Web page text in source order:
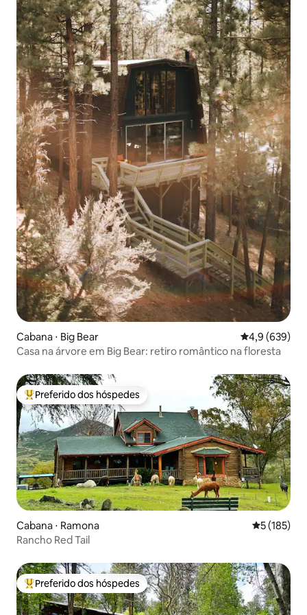
Cabana ⋅ Big Bear 4,9 de uma
4,9 (639)
Casa na árvore em Big Bear: retiro romântico na floresta
Entre os melhores preferidos dos hóspedes
Preferido dos hóspedes
Cabana ⋅ Ramona 5 de uma
5 (185)
Rancho Red Tail
Entre os melhores preferidos dos hóspedes
Preferido dos hóspedes